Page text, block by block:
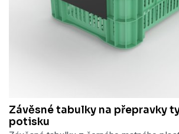
Závěsné tabulky na přepravky
potisku